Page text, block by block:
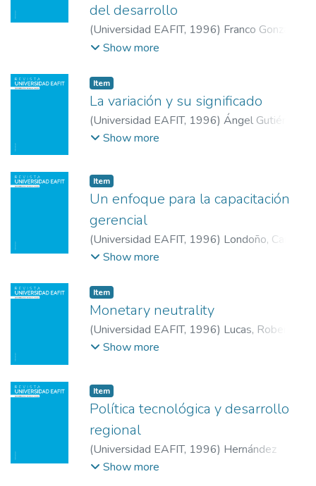
del desarrollo
(Universidad EAFIT, 1996) Franco González,
Humberto;Universidad EAFIT
Show more
Item
La variación y su significado
(Universidad EAFIT, 1996) Ángel Gutiérrez,
Julio;Universidad EAFIT
Show more
Item
Un enfoque para la capacitación
gerencial
(Universidad EAFIT, 1996) Londoño, Carlos
Universidad EAFIT
Show more
Item
Monetary neutrality
(Universidad EAFIT, 1996) Lucas, Robert
University of Chicago
Show more
Item
Política tecnológica y desarrollo
regional
(Universidad EAFIT, 1996) Hernández
Vicencio, Tania
Show more